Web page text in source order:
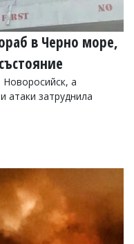
в Черно море,
Новоросийск, а
атаки затруднила